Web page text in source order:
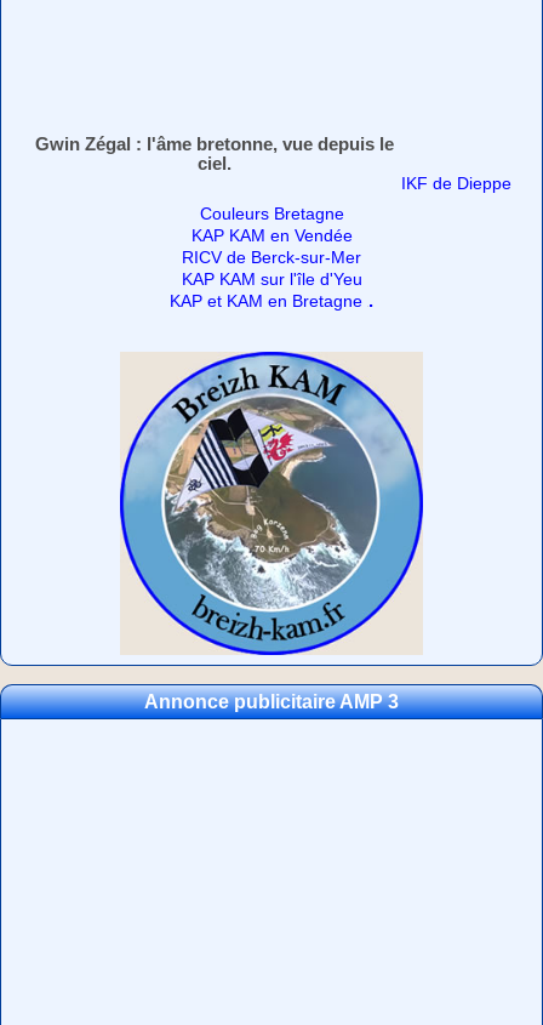
Gwin Zégal : l'âme bretonne, vue depuis le
ciel.
IKF de Dieppe
Couleurs Bretagne
KAP KAM en Vendée
RICV de Berck-sur-Mer
KAP KAM sur l'île d'Yeu
KAP et KAM en Bretagne .
Annonce publicitaire AMP 3